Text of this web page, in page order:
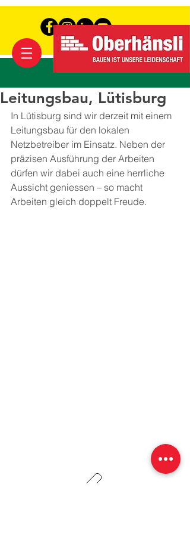
Leitungsbau, Lütisburg
In Lütisburg sind wir derzeit mit einem
Leitungsbau für den lokalen
Netzbetreiber im Einsatz. Neben der
präzisen Ausführung der Arbeiten
dürfen wir dabei auch eine herrliche
Aussicht geniessen – so macht
Arbeiten gleich doppelt Freude.